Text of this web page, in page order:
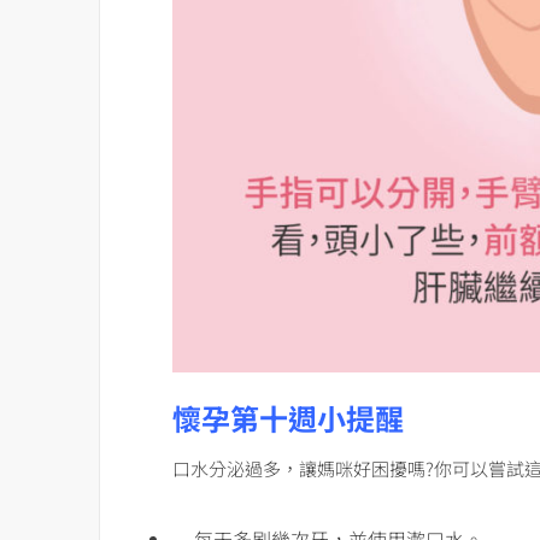
懷孕第十週小提醒
口水分泌過多，讓媽咪好困擾嗎?你可以嘗試